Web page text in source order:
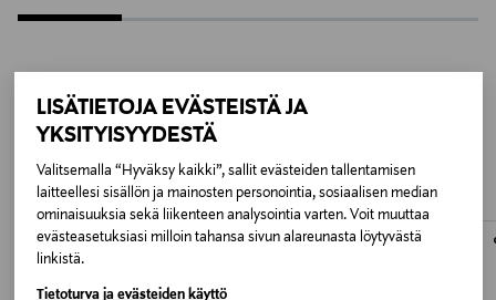
LISÄTIETOJA EVÄSTEISTÄ JA
YKSITYISYYDESTÄ
Valitsemalla “Hyväksy kaikki”, sallit evästeiden tallentamisen
laitteellesi sisällön ja mainosten personointia, sosiaalisen median
ominaisuuksia sekä liikenteen analysointia varten. Voit muuttaa
evästeasetuksiasi milloin tahansa sivun alareunasta löytyvästä
linkistä.
Tietoturva ja evästeiden käyttö
Valmistaja
Lindex Group Oyj
Valmistajan osoite
Stockmann, Lindex Group Oyj, Aleksanterinkatu 52 B,
PL 220, 00101, Helsinki, Finland
LISÄÄ KIINNOSTAVIA
TUOTTEITA